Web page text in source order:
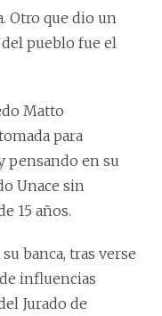
Otro que dio un
pueblo fue el
Matto
para
pensando en su
Unace sin
15 años.
banca, tras verse
influencias
Jurado de